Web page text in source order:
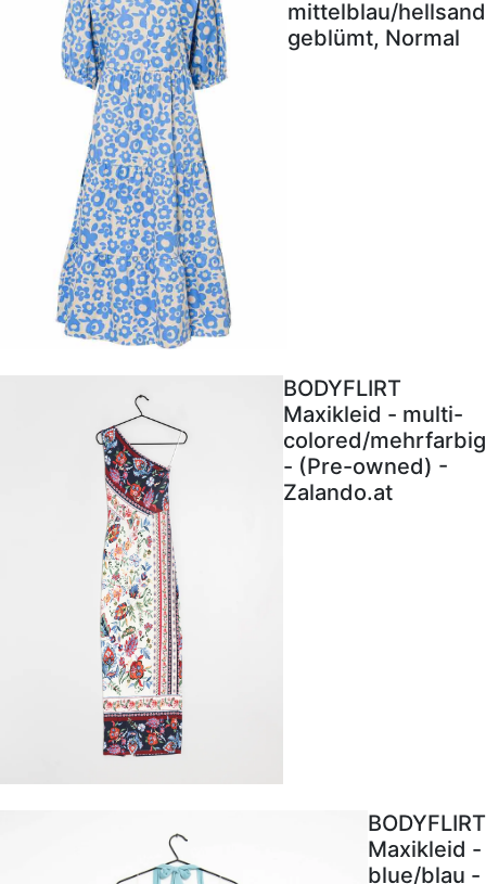
mittelblau/hellsand
geblümt, Normal
BODYFLIRT
Maxikleid - multi-
colored/mehrfarbig
- (Pre-owned) -
Zalando.at
BODYFLIRT
Maxikleid -
blue/blau -